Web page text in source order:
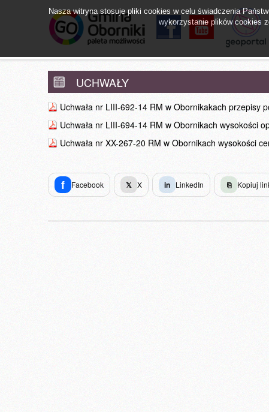
facebook UCHWAŁY
Uchwała nr LIII-692-14 RM w Obornikakach przepisy
Uchwała nr LIII-694-14 RM w Obornikach wysokości
Uchwała nr XX-267-20 RM w Obornikach wysokości
f Facebook 𝕏 X in LinkedIn ⎘ Kopiuj
Nasza witryna stosuje pliki cookies w celu świadczenia
wykorzystanie plików cookies